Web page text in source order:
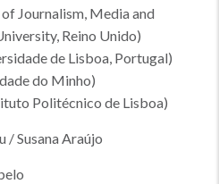
Journalism, Media and
Reino Unido)
de Lisboa, Portugal)
do Minho)
Politécnico de Lisboa)
/ Susana Araújo